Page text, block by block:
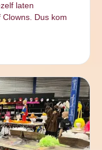
laten
Dus kom